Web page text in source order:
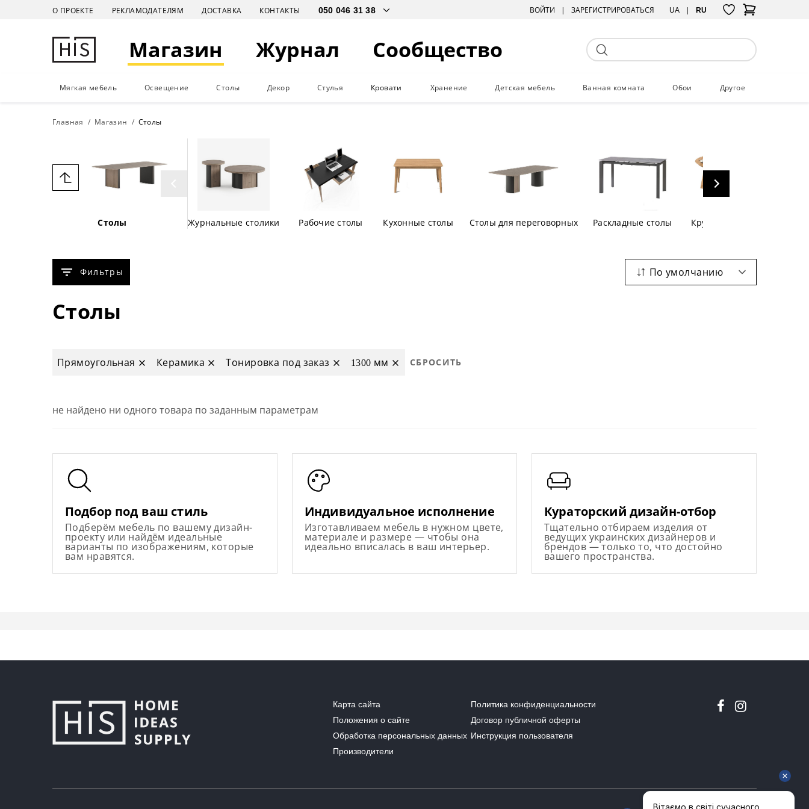
О ПРОЕКТЕ РЕКЛАМОДАТЕЛЯМ ДОСТАВКА КОНТАКТЫ ВОЙТИ ЗАРЕГИСТРИРОВАТЬСЯ UA RU
Магазин Журнал Сообщество
Мягкая мебель Освещение Столы Декор Стулья Кровати Хранение Детская мебель Ванная комната Обои Другое
Главная Магазин Столы
Столы Журнальные столики Рабочие столы Кухонные столы Столы для переговорных Раскладные столы Круглые столы
Фильтры По умолчанию
Столы
Прямоугольная Керамика Тонировка под заказ 1300 мм СБРОСИТЬ
не найдено ни одного товара по заданным параметрам
Подбор под ваш стиль
Подберём мебель по вашему дизайн-
проекту или найдём идеальные
варианты по изображениям, которые
вам нравятся.
Индивидуальное исполнение
Изготавливаем мебель в нужном цвете,
материале и размере — чтобы она
идеально вписалась в ваш интерьер.
Кураторский дизайн-отбор
Тщательно отбираем изделия от
ведущих украинских дизайнеров и
брендов — только то, что достойно
вашего пространства.
Карта сайта
Политика конфиденциальности
Положения о сайте
Договор публичной оферты
Обработка персональных данных Инструкция пользователя
Производители